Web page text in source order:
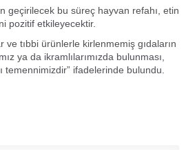
geçirilecek bu süreç hayvan refahı, etin
pozitif etkileyecektir.
tıbbi ürünlerle kirlenmemiş gıdaların
ya da ikramlılarımızda bulunması,
temennimizdir” ifadelerinde bulundu.